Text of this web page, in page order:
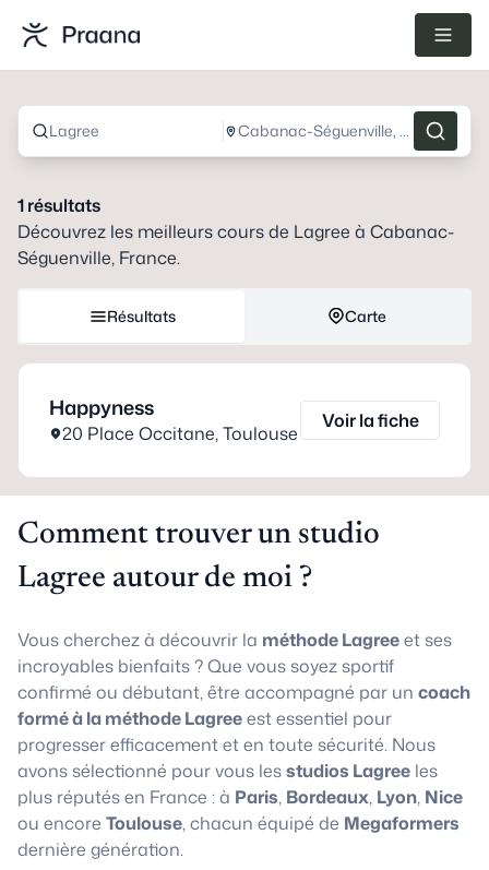
Lagree Cabanac-Séguenville, France
1résultats
Découvrez les meilleurs cours de Lagree à Cabanac-
Séguenville, France.
Résultats Carte
Happyness
20 Place Occitane,Toulouse
Voir la fiche
Comment trouver un studio
Lagree autour de moi ?
Vous cherchez à découvrir la méthode Lagreeet ses
incroyables bienfaits ? Que vous soyez sportif
confirmé ou débutant, être accompagné par un coach
formé à la méthode Lagreeest essentiel pour
progresser efficacement et en toute sécurité. Nous
avons sélectionné pour vous lesstudios Lagree les
plus réputés en France : à Paris, Bordeaux, Lyon, Nice
ou encore Toulouse, chacun équipé de Megaformers
dernière génération.